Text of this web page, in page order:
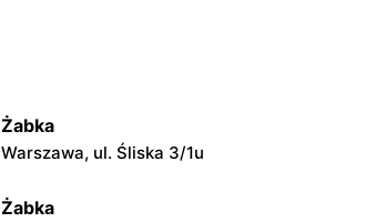
Żabka
Warszawa, ul. Śliska 3/1u
Żabka